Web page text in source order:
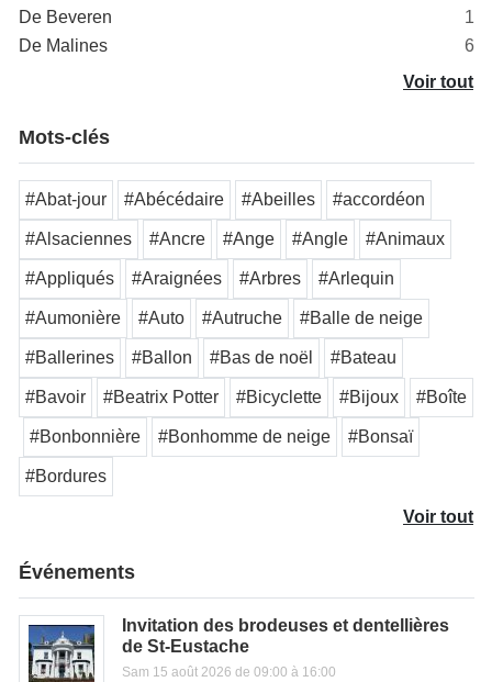
De Beveren
1
De Malines
6
Voir tout
Mots-clés
#Abat-jour #Abécédaire #Abeilles #accordéon
#Alsaciennes #Ancre #Ange #Angle #Animaux
#Appliqués #Araignées #Arbres #Arlequin
#Aumonière #Auto #Autruche #Balle de neige
#Ballerines #Ballon #Bas de noël #Bateau
#Bavoir #Beatrix Potter #Bicyclette #Bijoux #Boîte
#Bonbonnière #Bonhomme de neige #Bonsaï
#Bordures
Voir tout
Événements
Invitation des brodeuses et dentellières
de St-Eustache
Sam 15 août 2026 de 09:00 à 16:00